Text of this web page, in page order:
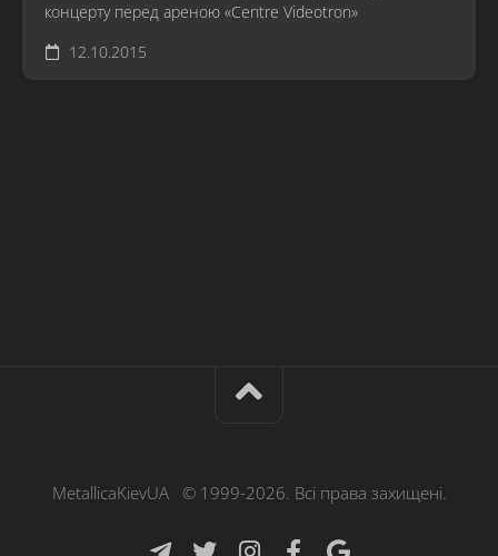
концерту перед ареною «Centre Videotron»
12.10.2015
MetallicaKievUA © 1999-2026. Всі права захищені.